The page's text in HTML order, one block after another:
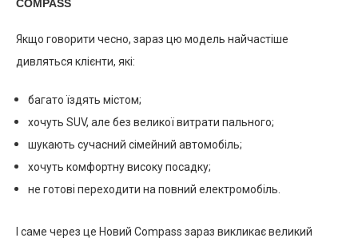
COMPASS
Якщо говорити чесно, зараз цю модель найчастіше
дивляться клієнти, які:
багато їздять містом;
хочуть SUV, але без великої витрати пального;
шукають сучасний сімейний автомобіль;
хочуть комфортну високу посадку;
не готові переходити на повний електромобіль.
І саме через це Новий Compass зараз викликає великий